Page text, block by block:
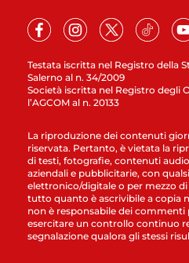
Testata iscritta nel Registro della
Salerno al n. 34/2009
Società iscritta nel Registro degli
l’AGCOM al n. 20133
La riproduzione dei contenuti
riservata. Pertanto, è vietata la
di testi, fotografie, contenuti
aziendali e pubblicitarie, con
elettronico/digitale o per mezzo
tutto quanto è ascrivibile a copia
non è responsabile dei
esercitare un controllo continuo
segnalazione qualora gli stessi